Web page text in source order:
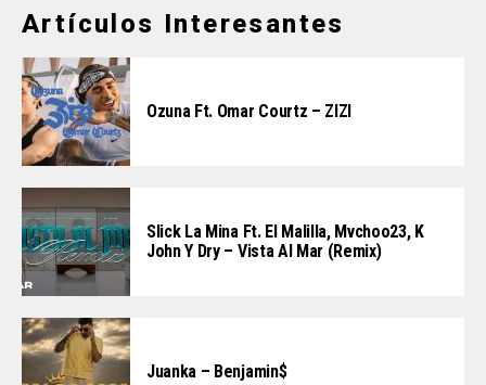
Artículos Interesantes
Ozuna Ft. Omar Courtz – ZIZI
Slick La Mina Ft. El Malilla, Mvchoo23, K
John Y Dry – Vista Al Mar (Remix)
Juanka – Benjamin$